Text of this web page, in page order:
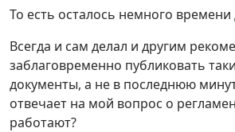
То есть осталось немного
Всегда и сам делал и другим
заблаговременно публиковать
документы, а не в последнюю
отвечает на мой вопрос о
работают?